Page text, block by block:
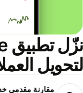
مقارنة مقدمي